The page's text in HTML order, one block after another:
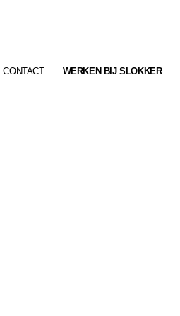
CONTACT WERKEN BIJ SLOKKER